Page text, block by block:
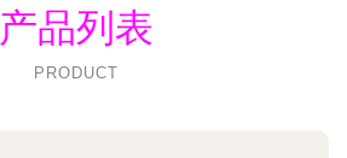
产品列表
PRODUCT